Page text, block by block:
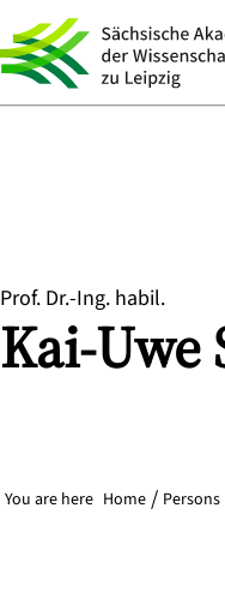
Prof. Dr.-Ing. habil.
Kai-Uwe
You are here Home Persons